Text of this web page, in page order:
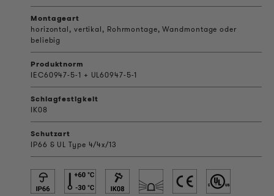
Montageart
horizontal, vertikal, Rohrmontage, Wandmontage oder
beliebig
Produktnorm
IEC60947-5-1 + UL60947-5-1
Schlagfestigkeit
IK08
Schutzart
IP66 & UL Type 4/4x/13